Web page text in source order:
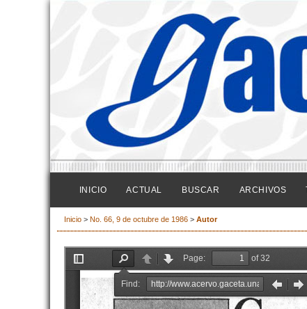
INICIO ACTUAL BUSCAR ARCHIVOS
Inicio > No. 66, 9 de octubre de 1986 > Autor